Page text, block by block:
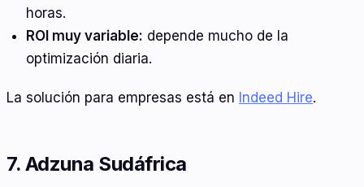
horas.
ROI muy variable: depende mucho de la
optimización diaria.
La solución para empresas está en Indeed Hire.
7. Adzuna Sudáfrica